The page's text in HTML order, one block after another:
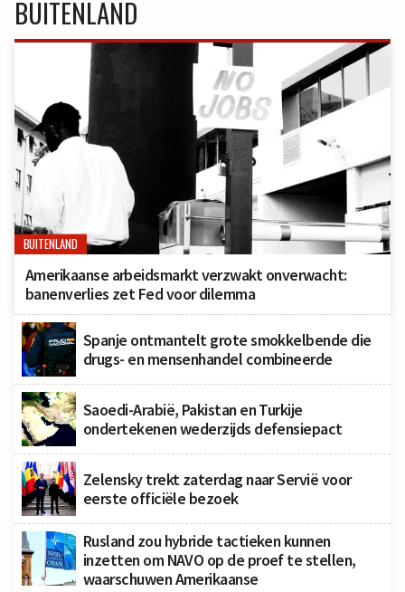
BUITENLAND
BUITENLAND
Amerikaanse arbeidsmarkt verzwakt onverwacht:
banenverlies zet Fed voor dilemma
Spanje ontmantelt grote smokkelbende die
drugs- en mensenhandel combineerde
Saoedi-Arabië, Pakistan en Turkije
ondertekenen wederzijds defensiepact
Zelensky trekt zaterdag naar Servië voor
eerste officiële bezoek
Rusland zou hybride tactieken kunnen
inzetten om NAVO op de proef te stellen,
waarschuwen Amerikaanse